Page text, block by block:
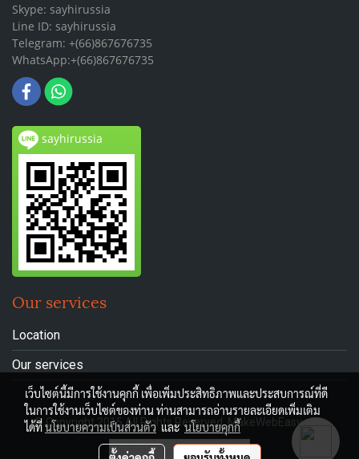
Skype: sayhirussia
Line ID: sayhirussia
Telegram: +(66)867676735
WhatsApp:+(66)867676735
sayhirussia
Our services
Location
Our services
© Copyright 2015 All Rights Reserved. MakeWebEasy.com
ผู้เข้าชมวันนี้ 610
เว็บไซต์นี้มีการใช้งานคุกกี้ เพื่อเพิ่มประสิทธิภาพและประสบการณ์ที่ดี
ในการใช้งานเว็บไซต์ของท่าน ท่านสามารถอ่านรายละเอียดเพิ่มเติม
ได้ที่นโยบายความเป็นส่วนตัวและนโยบายคุกกี้